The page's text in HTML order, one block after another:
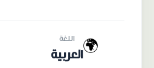
🌍 اللغة
العربية